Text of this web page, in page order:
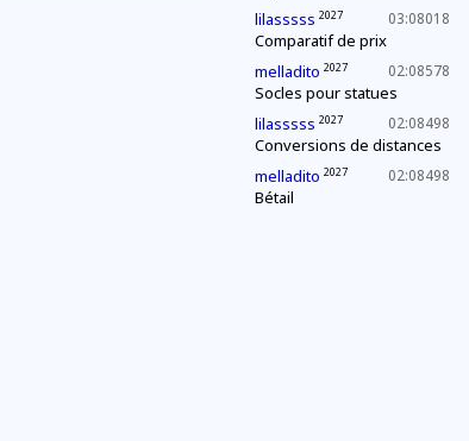
03:08018
lilasssss 2027
Comparatif de prix
02:08578
melladito 2027
Socles pour statues
02:08498
lilasssss 2027
Conversions de distances
02:08498
melladito 2027
Bétail